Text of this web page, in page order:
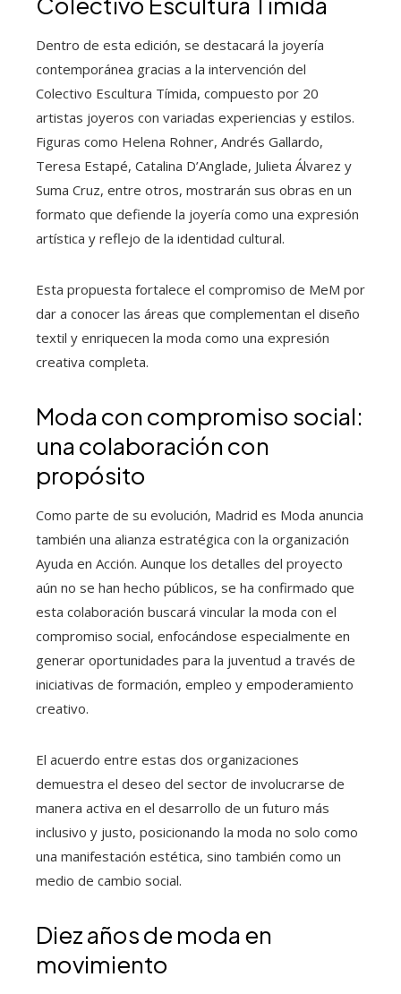
Dentro de esta edición, se destacará la joyería
contemporánea gracias a la intervención del
Colectivo Escultura Tímida, compuesto por 20
artistas joyeros con variadas experiencias y estilos.
Figuras como Helena Rohner, Andrés Gallardo,
Teresa Estapé, Catalina D’Anglade, Julieta Álvarez y
Suma Cruz, entre otros, mostrarán sus obras en un
formato que defiende la joyería como una expresión
artística y reflejo de la identidad cultural.
Esta propuesta fortalece el compromiso de MeM por
dar a conocer las áreas que complementan el diseño
textil y enriquecen la moda como una expresión
creativa completa.
Moda con compromiso social:
una colaboración con
propósito
Como parte de su evolución, Madrid es Moda anuncia
también una alianza estratégica con la organización
Ayuda en Acción. Aunque los detalles del proyecto
aún no se han hecho públicos, se ha confirmado que
esta colaboración buscará vincular la moda con el
compromiso social, enfocándose especialmente en
generar oportunidades para la juventud a través de
iniciativas de formación, empleo y empoderamiento
creativo.
El acuerdo entre estas dos organizaciones
demuestra el deseo del sector de involucrarse de
manera activa en el desarrollo de un futuro más
inclusivo y justo, posicionando la moda no solo como
una manifestación estética, sino también como un
medio de cambio social.
Diez años de moda en
movimiento